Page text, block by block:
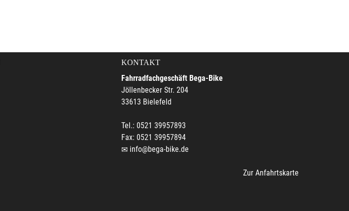
KONTAKT
Fahrradfachgeschäft Bega-Bike
Jöllenbecker Str. 204
33613 Bielefeld
Tel.: 0521 39957893
Fax: 0521 39957894
info@bega-bike.de
Zur Anfahrtskarte